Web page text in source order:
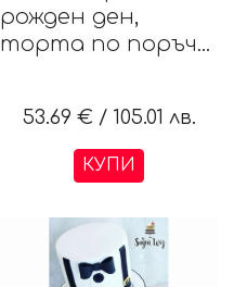
рожден ден,
торта по поръч...
53.69 € / 105.01 лв.
КУПИ